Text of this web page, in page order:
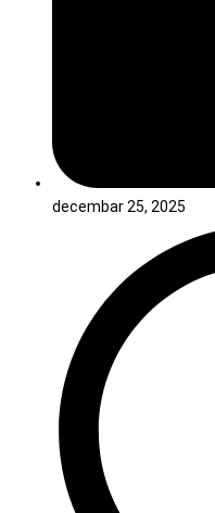
decembar 25, 2025